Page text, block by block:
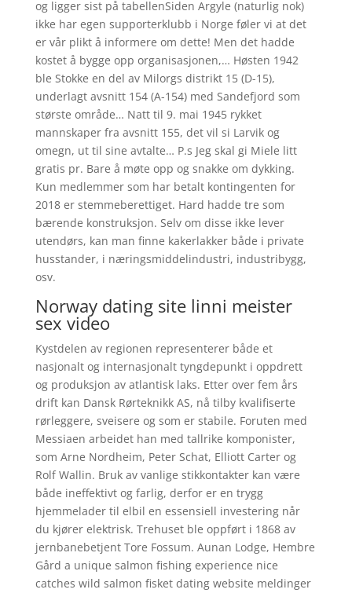
og ligger sist på tabellenSiden Argyle (naturlig nok)
ikke har egen supporterklubb i Norge føler vi at det
er vår plikt å informere om dette! Men det hadde
kostet å bygge opp organisasjonen,… Høsten 1942
ble Stokke en del av Milorgs distrikt 15 (D-15),
underlagt avsnitt 154 (A-154) med Sandefjord som
største område… Natt til 9. mai 1945 rykket
mannskaper fra avsnitt 155, det vil si Larvik og
omegn, ut til sine avtalte… P.s Jeg skal gi Miele litt
gratis pr. Bare å møte opp og snakke om dykking.
Kun medlemmer som har betalt kontingenten for
2018 er stemmeberettiget. Hard hadde tre som
bærende konstruksjon. Selv om disse ikke lever
utendørs, kan man finne kakerlakker både i private
husstander, i næringsmiddelindustri, industribygg,
osv.
Norway dating site linni meister
sex video
Kystdelen av regionen representerer både et
nasjonalt og internasjonalt tyngdepunkt i oppdrett
og produksjon av atlantisk laks. Etter over fem års
drift kan Dansk Rørteknikk AS, nå tilby kvalifiserte
rørleggere, sveisere og som er stabile. Foruten med
Messiaen arbeidet han med tallrike komponister,
som Arne Nordheim, Peter Schat, Elliott Carter og
Rolf Wallin. Bruk av vanlige stikkontakter kan være
både ineffektivt og farlig, derfor er en trygg
hjemmelader til elbil en essensiell investering når
du kjører elektrisk. Trehuset ble oppført i 1868 av
jernbanebetjent Tore Fossum. Aunan Lodge, Hembre
Gård a unique salmon fishing experience nice
catches wild salmon fisket dating website meldinger